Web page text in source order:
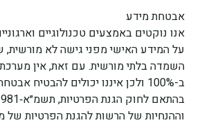
אבטחת מידע
אנו נוקטים באמצעים טכנולוגיים
על המידע האישי מפני גישה לא מורשית,
השמדה בלתי מורשית. עם זאת, אין
ב-100% ולכן איננו יכולים להבטיח אבטחה מוחלטת.
וההנחיות של הרשות להגנת הפרטיות